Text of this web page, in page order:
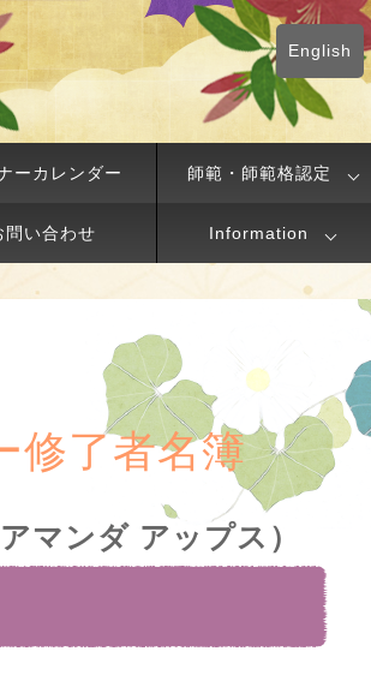
English
ーカレンダー 師範・師範格認定
問い合わせ Information
修了者名簿
マンダ アップス）